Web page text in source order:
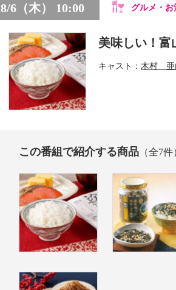
8/6（木） 10:00 グルメ・お
美味しい！富
キャスト 木村 亜
この番組で紹介する商品 （全7件